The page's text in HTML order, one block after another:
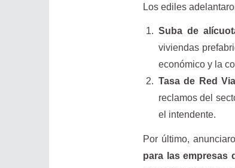
Los ediles
Suba de
viviendas
económico y la
Tasa de Red Vial
reclamos del
el intendente.
Por último,
para las empresas